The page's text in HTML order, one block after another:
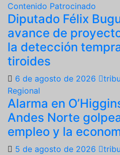
Contenido Patrocinado
Diputado Félix
avance de
la detección
tiroides
6 de agosto de 2026
Regional
Alarma en
Andes Norte
empleo y la
5 de agosto de 2026